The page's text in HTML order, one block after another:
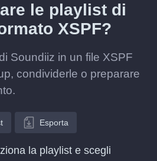
le playlist di
XSPF?
Soundiiz in un file XSPF
condividerle o preparare
Esporta
la playlist e scegli